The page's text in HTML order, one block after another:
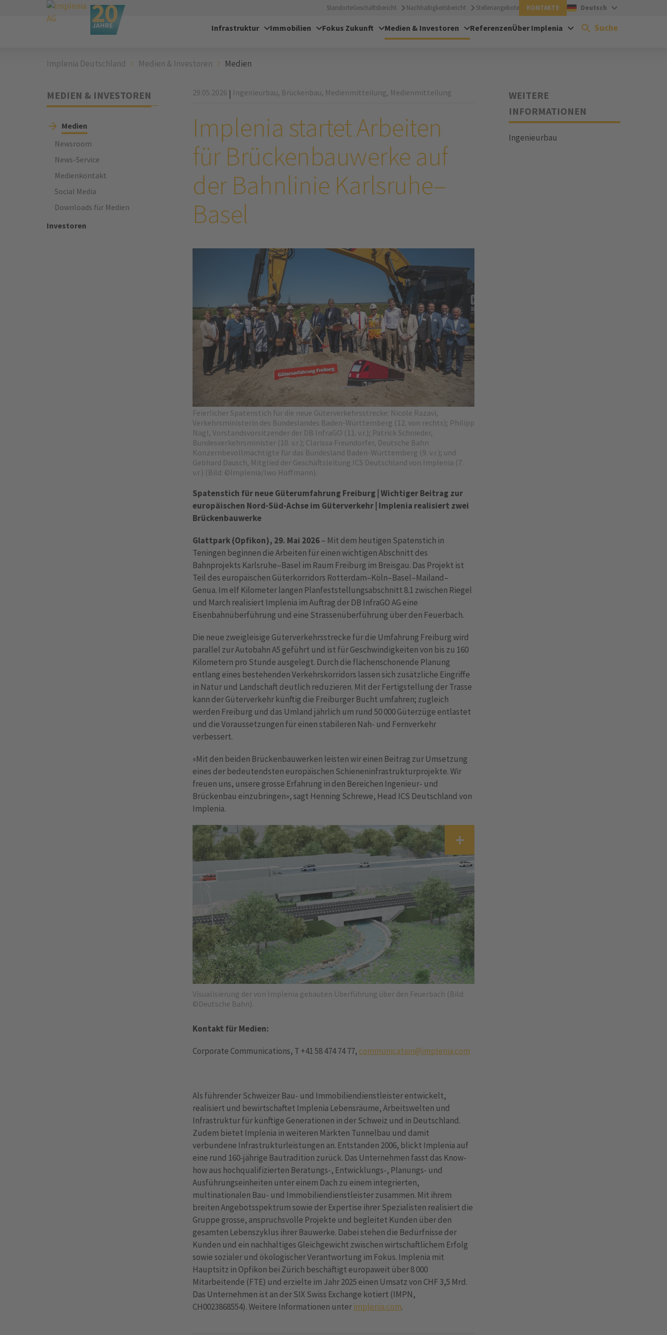
StandorteGeschäftsbericht Nachhaltigkeitsbericht Stellenangebote KONTAKTE Deutsch
Infrastruktur Immobilien Fokus Zukunft Medien & Investoren ReferenzenÜber Implenia Suche
Implenia Deutschland Medien & Investoren Medien
MEDIEN & INVESTOREN
Medien
Newsroom
News-Service
Medienkontakt
Social Media
Downloads für Medien
Investoren
29.05.2026 | Ingenieurbau, Brückenbau, Medienmitteilung, Medienmitteilung
Implenia startet Arbeiten
für Brückenbauwerke auf
der Bahnlinie Karlsruhe–
Basel
Feierlicher Spatenstich für die neue Güterverkehrsstrecke: Nicole Razavi,
Verkehrsministerin des Bundeslandes Baden-Württemberg (12. von rechts); Philipp
Nagl, Vorstandsvorsitzender der DB InfraGO (11. v.r.); Patrick Schnieder,
Bundesverkehrsminister (10. v.r.); Clarissa Freundorfer, Deutsche Bahn
Konzernbevollmächtigte für das Bundesland Baden-Württemberg (9. v.r.); und
Gebhard Dausch, Mitglied der Geschäftsleitung ICS Deutschland von Implenia (7.
v.r.) (Bild: ©Implenia/Iwo Hoffmann).
Spatenstich für neue Güterumfahrung Freiburg | Wichtiger Beitrag zur
europäischen Nord-Süd-Achse im Güterverkehr | Implenia realisiert zwei
Brückenbauwerke
Glattpark (Opfikon), 29. Mai 2026– Mit dem heutigen Spatenstich in
Teningen beginnen die Arbeiten für einen wichtigen Abschnitt des
Bahnprojekts Karlsruhe–Basel im Raum Freiburg im Breisgau. Das Projekt ist
Teil des europäischen Güterkorridors Rotterdam–Köln–Basel–Mailand–
Genua. Im elf Kilometer langen Planfeststellungsabschnitt 8.1 zwischen Riegel
und March realisiert Implenia im Auftrag der DB InfraGO AG eine
Eisenbahnüberführung und eine Strassenüberführung über den Feuerbach.
Die neue zweigleisige Güterverkehrsstrecke für die Umfahrung Freiburg wird
parallel zur Autobahn A5 geführt und ist für Geschwindigkeiten von bis zu 160
Kilometern pro Stunde ausgelegt. Durch die flächenschonende Planung
entlang eines bestehenden Verkehrskorridors lassen sich zusätzliche Eingriffe
in Natur und Landschaft deutlich reduzieren. Mit der Fertigstellung der Trasse
kann der Güterverkehr künftig die Freiburger Bucht umfahren; zugleich
werden Freiburg und das Umland jährlich um rund 50 000 Güterzüge entlastet
und die Voraussetzungen für einen stabileren Nah- und Fernverkehr
verbessert.
«Mit den beiden Brückenbauwerken leisten wir einen Beitrag zur Umsetzung
eines der bedeutendsten europäischen Schieneninfrastrukturprojekte. Wir
freuen uns, unsere grosse Erfahrung in den Bereichen Ingenieur- und
Brückenbau einzubringen», sagt Henning Schrewe, Head ICS Deutschland von
Implenia.
Visualisierung der von Implenia gebauten Überführung über den Feuerbach (Bild:
©Deutsche Bahn).
Kontakt für Medien:
Corporate Communications, T +41 58 474 74 77, communication@implenia.com
Als führender Schweizer Bau- und Immobiliendienstleister entwickelt,
realisiert und bewirtschaftet Implenia Lebensräume, Arbeitswelten und
Infrastruktur für künftige Generationen in der Schweiz und in Deutschland.
Zudem bietet Implenia in weiteren Märkten Tunnelbau und damit
verbundene Infrastrukturleistungen an. Entstanden 2006, blickt Implenia auf
eine rund 160-jährige Bautradition zurück. Das Unternehmen fasst das Know-
how aus hochqualifizierten Beratungs-, Entwicklungs-, Planungs- und
Ausführungseinheiten unter einem Dach zu einem integrierten,
multinationalen Bau- und Immobiliendienstleister zusammen. Mit ihrem
breiten Angebotsspektrum sowie der Expertise ihrer Spezialisten realisiert die
Gruppe grosse, anspruchsvolle Projekte und begleitet Kunden über den
gesamten Lebenszyklus ihrer Bauwerke. Dabei stehen die Bedürfnisse der
Kunden und ein nachhaltiges Gleichgewicht zwischen wirtschaftlichem Erfolg
sowie sozialer und ökologischer Verantwortung im Fokus. Implenia mit
Hauptsitz in Opfikon bei Zürich beschäftigt europaweit über 8 000
Mitarbeitende (FTE) und erzielte im Jahr 2025 einen Umsatz von CHF 3,5 Mrd.
Das Unternehmen ist an der SIX Swiss Exchange kotiert (IMPN,
CH0023868554). Weitere Informationen unter implenia.com.
WEITERE
INFORMATIONEN
Ingenieurbau